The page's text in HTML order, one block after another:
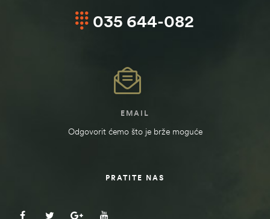
035 644-082
EMAIL
Odgovorit ćemo što je brže moguće
PRATITE NAS